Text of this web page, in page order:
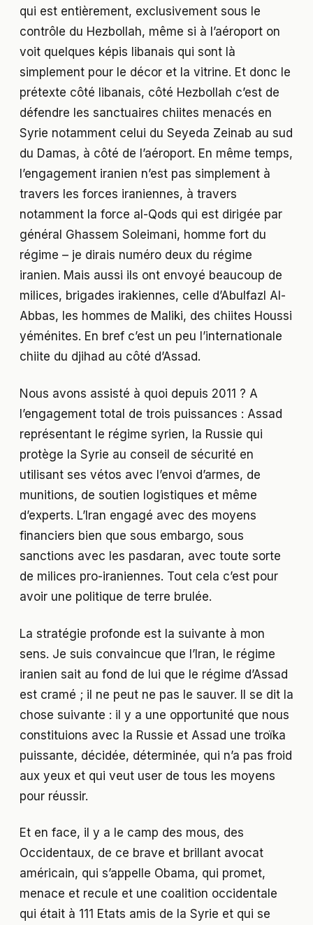
qui est entièrement, exclusivement sous le
contrôle du Hezbollah, même si à l’aéroport on
voit quelques képis libanais qui sont là
simplement pour le décor et la vitrine. Et donc le
prétexte côté libanais, côté Hezbollah c’est de
défendre les sanctuaires chiites menacés en
Syrie notamment celui du Seyeda Zeinab au sud
du Damas, à côté de l’aéroport. En même temps,
l’engagement iranien n’est pas simplement à
travers les forces iraniennes, à travers
notamment la force al-Qods qui est dirigée par
général Ghassem Soleimani, homme fort du
régime – je dirais numéro deux du régime
iranien. Mais aussi ils ont envoyé beaucoup de
milices, brigades irakiennes, celle d’Abulfazl Al-
Abbas, les hommes de Maliki, des chiites Houssi
yéménites. En bref c’est un peu l’internationale
chiite du djihad au côté d’Assad.
Nous avons assisté à quoi depuis 2011 ? A
l’engagement total de trois puissances : Assad
représentant le régime syrien, la Russie qui
protège la Syrie au conseil de sécurité en
utilisant ses vétos avec l’envoi d’armes, de
munitions, de soutien logistiques et même
d’experts. L’Iran engagé avec des moyens
financiers bien que sous embargo, sous
sanctions avec les pasdaran, avec toute sorte
de milices pro-iraniennes. Tout cela c’est pour
avoir une politique de terre brulée.
La stratégie profonde est la suivante à mon
sens. Je suis convaincue que l’Iran, le régime
iranien sait au fond de lui que le régime d’Assad
est cramé ; il ne peut ne pas le sauver. Il se dit la
chose suivante : il y a une opportunité que nous
constituions avec la Russie et Assad une troïka
puissante, décidée, déterminée, qui n’a pas froid
aux yeux et qui veut user de tous les moyens
pour réussir.
Et en face, il y a le camp des mous, des
Occidentaux, de ce brave et brillant avocat
américain, qui s’appelle Obama, qui promet,
menace et recule et une coalition occidentale
qui était à 111 Etats amis de la Syrie et qui se